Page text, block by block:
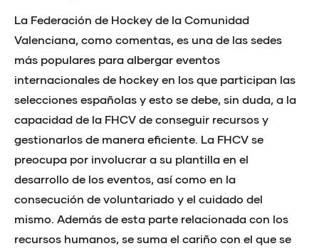
La Federación de Hockey de la Comunidad
Valenciana, como comentas, es una de las sedes
más populares para albergar eventos
internacionales de hockey en los que participan las
selecciones españolas y esto se debe, sin duda, a la
capacidad de la FHCV de conseguir recursos y
gestionarlos de manera eficiente. La FHCV se
preocupa por involucrar a su plantilla en el
desarrollo de los eventos, así como en la
consecución de voluntariado y el cuidado del
mismo. Además de esta parte relacionada con los
recursos humanos, se suma el cariño con el que se